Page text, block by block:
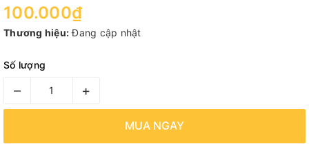
100.000₫
Thương hiệu: Đang cập nhật
Số lượng
– +
MUA NGAY